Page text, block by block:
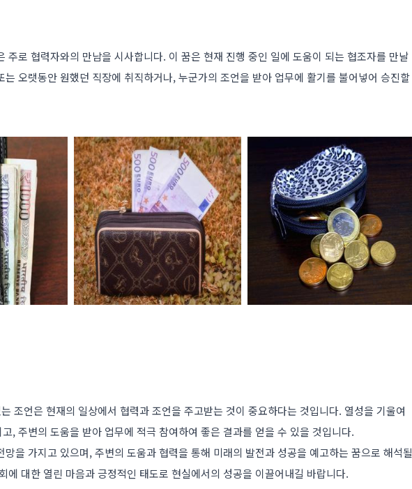
주로 협력자와의 만남을 시사합니다. 이 꿈은 현재 진행 중인 일에 도움이 되는 협조자를 만날
는 오랫동안 원했던 직장에 취직하거나, 누군가의 조언을 받아 업무에 활기를 불어넣어 승진할
조언은 현재의 일상에서 협력과 조언을 주고받는 것이 중요하다는 것입니다. 열성을 기울여
, 주변의 도움을 받아 업무에 적극 참여하여 좋은 결과를 얻을 수 있을 것입니다.
망을 가지고 있으며, 주변의 도움과 협력을 통해 미래의 발전과 성공을 예고하는 꿈으로 해석될
에 대한 열린 마음과 긍정적인 태도로 현실에서의 성공을 이끌어내길 바랍니다.